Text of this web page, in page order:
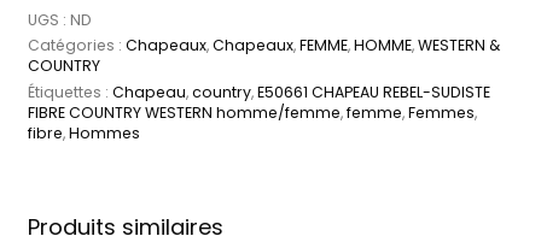
UGS : ND
Catégories : Chapeaux,Chapeaux,FEMME,HOMME,WESTERN &
COUNTRY
Étiquettes : Chapeau,country,E50661 CHAPEAU REBEL-SUDISTE
FIBRE COUNTRY WESTERN homme/femme,femme,Femmes,
fibre,Hommes
Produits similaires